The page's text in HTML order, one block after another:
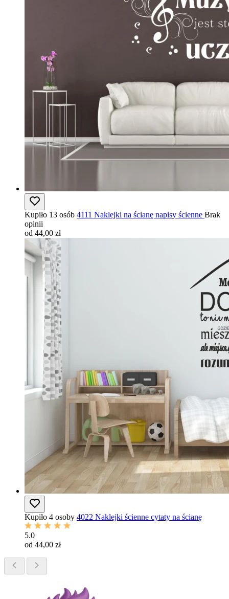
Kupiło 13 osób 4111 Naklejki na ścianę napisy ścienne Brak
opinii
od 44,00 zł
Kupiło 4 osoby 4022 Naklejki ścienne cytaty na ścianę
5.0
od 44,00 zł